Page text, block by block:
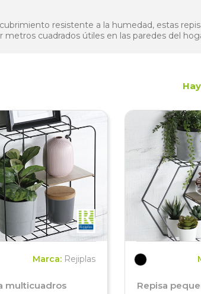
resistente a la humedad, estas
metros cuadrados útiles en las paredes del
Hay
Marca: Rejiplas
multicuadros Repisa